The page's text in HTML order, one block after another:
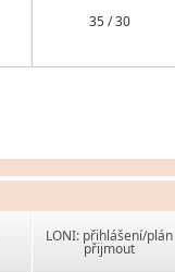
35 / 30
LONI: přihlášení/plán
přijmout